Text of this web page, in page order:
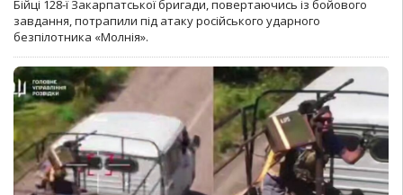
Бійці 128-ї Закарпатської бригади, повертаючись із бойового
завдання, потрапили під атаку російського ударного
безпілотника «Молнія».